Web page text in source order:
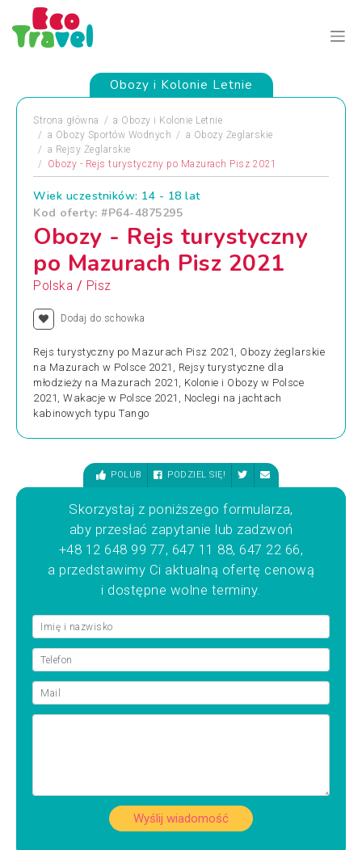
Obozy i Kolonie Letnie
Strona główna a Obozy i Kolonie Letnie
a Obozy Sportów Wodnych a Obozy Żeglarskie
a Rejsy Żeglarskie
Obozy - Rejs turystyczny po Mazurach Pisz 2021
Wiek uczestników: 14 - 18 lat
Kod oferty: #P64-4875295
Obozy - Rejs turystyczny
po Mazurach Pisz 2021
Polska / Pisz
Dodaj do schowka
Rejs turystyczny po Mazurach Pisz 2021, Obozy żeglarskie
na Mazurach w Polsce 2021, Rejsy turystyczne dla
młodzieży na Mazurach 2021, Kolonie i Obozy w Polsce
2021, Wakacje w Polsce 2021, Noclegi na jachtach
kabinowych typu Tango
POLUB PODZIEL SIĘ!
Skorzystaj z poniższego formularza,
aby przesłać zapytanie lub zadzwoń
+48 12 648 99 77, 647 11 88, 647 22 66,
a przedstawimy Ci aktualną ofertę cenową
i dostępne wolne terminy.
Wyślij wiadomość